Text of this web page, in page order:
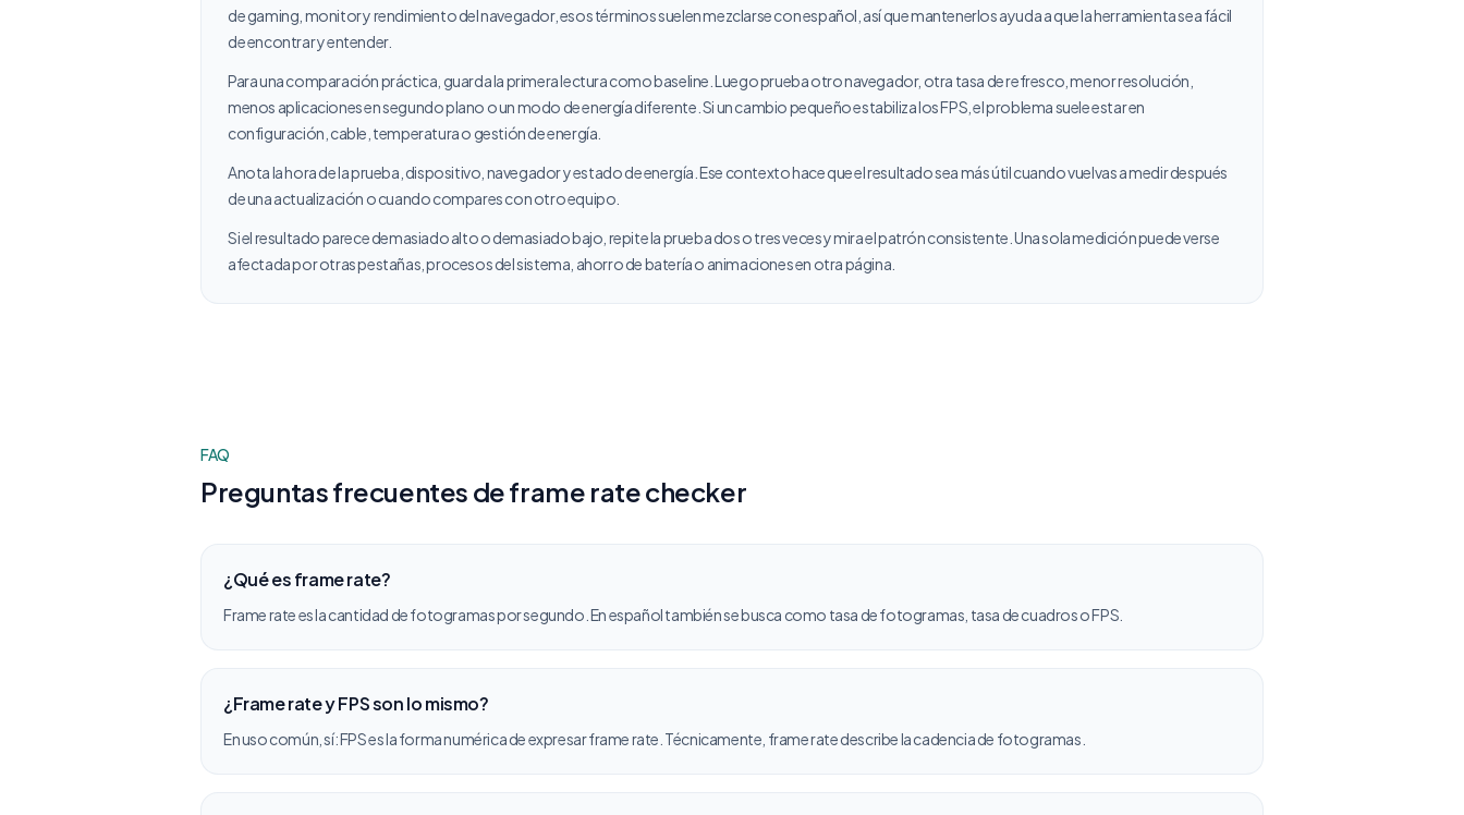
de gaming, monitor y rendimiento del navegador, esos términos suelen mezclarse con español, así que mantenerlos ayuda a que la herramienta sea fácil
de encontrar y entender.
Para una comparación práctica, guarda la primera lectura como baseline. Luego prueba otro navegador, otra tasa de refresco, menor resolución,
menos aplicaciones en segundo plano o un modo de energía diferente. Si un cambio pequeño estabiliza los FPS, el problema suele estar en
configuración, cable, temperatura o gestión de energía.
Anota la hora de la prueba, dispositivo, navegador y estado de energía. Ese contexto hace que el resultado sea más útil cuando vuelvas a medir después
de una actualización o cuando compares con otro equipo.
Si el resultado parece demasiado alto o demasiado bajo, repite la prueba dos o tres veces y mira el patrón consistente. Una sola medición puede verse
afectada por otras pestañas, procesos del sistema, ahorro de batería o animaciones en otra página.
FAQ
Preguntas frecuentes de frame rate checker
¿Qué es frame rate?
Frame rate es la cantidad de fotogramas por segundo. En español también se busca como tasa de fotogramas, tasa de cuadros o FPS.
¿Frame rate y FPS son lo mismo?
En uso común, sí: FPS es la forma numérica de expresar frame rate. Técnicamente, frame rate describe la cadencia de fotogramas.